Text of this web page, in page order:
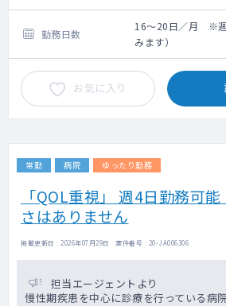
勤務日数
16～20日／月 ※週
みます）
お気に入り
常勤 病院 ゆったり勤務
「QOL重視」 週4日勤務可
さはありません
掲載更新日 : 2026年07月29日 案件番号 : 20-JA006306
担当エージェントより
慢性期疾患を中心に診療を行っている病